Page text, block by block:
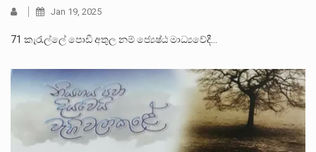
Jan 19, 2025
71 කැරැල්ලේ පොඩි අතුල නම් ජ්‍යෙෂ්ඨ මාධ්‍යවේදී…